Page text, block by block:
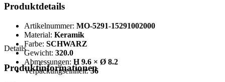
Produktdetails
Artikelnummer: MO-5291-15291002000
Material: Keramik
Farbe: SCHWARZ
Gewicht: 320.0
Abmessungen: H 9.6 × Ø 8.2
Verpackungseinheit:36
Details
Produktinformationen